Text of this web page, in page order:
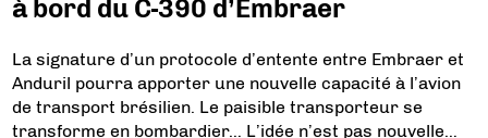
à bord du C-390 d’Embraer
La signature d’un protocole d’entente entre Embraer et
Anduril pourra apporter une nouvelle capacité à l’avion
de transport brésilien. Le paisible transporteur se
transforme en bombardier… L’idée n’est pas nouvelle…